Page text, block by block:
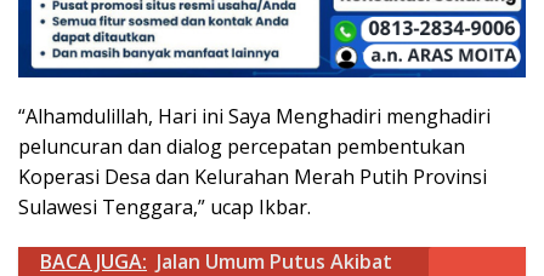
“Alhamdulillah, Hari ini Saya Menghadiri menghadiri
peluncuran dan dialog percepatan pembentukan
Koperasi Desa dan Kelurahan Merah Putih Provinsi
Sulawesi Tenggara,” ucap Ikbar.
BACA JUGA: Jalan Umum Putus Akibat